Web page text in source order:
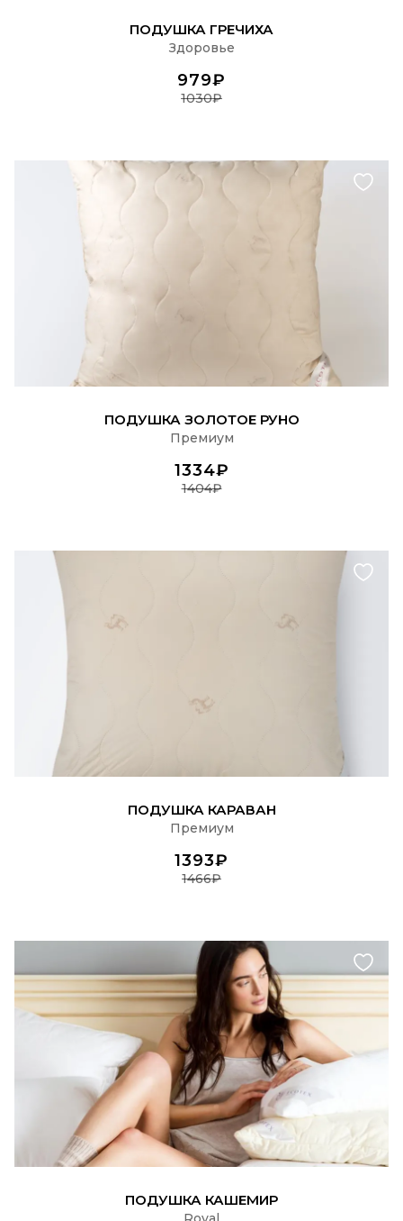
ПОДРОБНЕЕ
ПОДУШКА ГРЕЧИХА
Здоровье
979₽
1030₽
ПОДРОБНЕЕ
ПОДУШКА ЗОЛОТОЕ РУНО
Премиум
1334₽
1404₽
ПОДРОБНЕЕ
ПОДУШКА КАРАВАН
Премиум
1393₽
1466₽
ПОДРОБНЕЕ
ПОДУШКА КАШЕМИР